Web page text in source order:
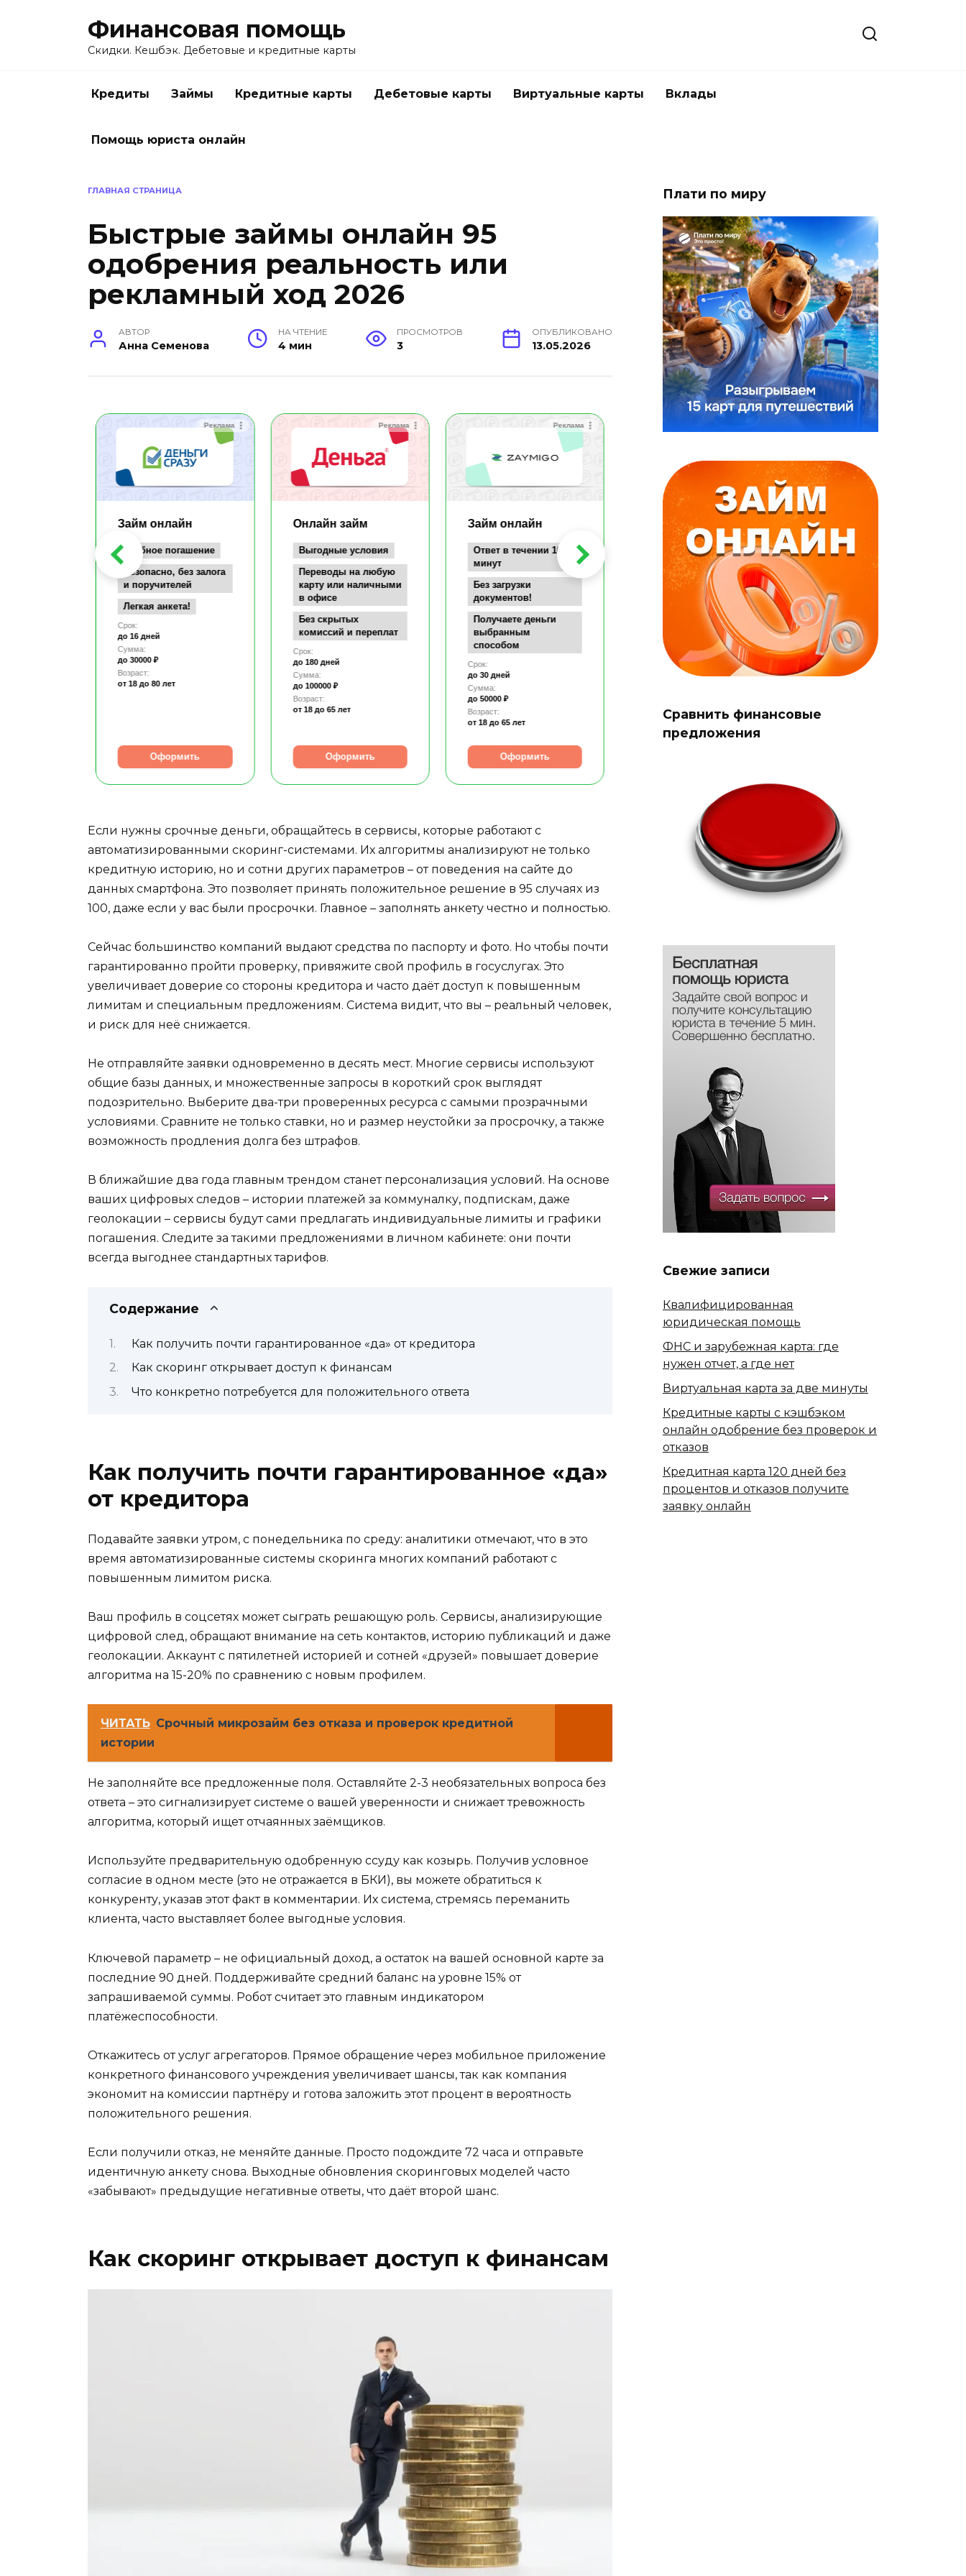
Финансовая помощь
Скидки. Кешбэк. Дебетовые и кредитные карты
Кредиты Займы Кредитные карты Дебетовые карты Виртуальные карты Вклады
Помощь юриста онлайн
ГЛАВНАЯ СТРАНИЦА
Быстрые займы онлайн 95
одобрения реальность или
рекламный ход 2026
АВТОР
Анна Семенова
НА ЧТЕНИЕ
4 мин
ПРОСМОТРОВ
3
ОПУБЛИКОВАНО
13.05.2026
Реклама
Займ онлайн
Удобное погашение
Безопасно, без залога
и поручителей
Легкая анкета!
Срок:
до 16 дней
Сумма:
до 30000 ₽
Возраст:
от 18 до 80 лет
Оформить
Реклама
Онлайн займ
Выгодные условия
Переводы на любую
карту или наличными
в офисе
Без скрытых
комиссий и переплат
Срок:
до 180 дней
Сумма:
до 100000 ₽
Возраст:
от 18 до 65 лет
Оформить
Реклама
Займ онлайн
Ответ в течении 10
минут
Без загрузки
документов!
Получаете деньги
выбранным
способом
Срок:
до 30 дней
Сумма:
до 50000 ₽
Возраст:
от 18 до 65 лет
Оформить
Моментальное
одобрение
Первый заём
бесплатно
Деньги зачисляются
в течение нескольких
минут.
до 25 дней
Выгодные условия
За 15 минут
Срок:
до 18 недель
Возраст:
от 18 до 71 лет
Если нужны срочные деньги, обращайтесь в сервисы, которые работают с
автоматизированными скоринг-системами. Их алгоритмы анализируют не только
кредитную историю, но и сотни других параметров – от поведения на сайте до
данных смартфона. Это позволяет принять положительное решение в 95 случаях из
100, даже если у вас были просрочки. Главное – заполнять анкету честно и полностью.
Сейчас большинство компаний выдают средства по паспорту и фото. Но чтобы почти
гарантированно пройти проверку, привяжите свой профиль в госуслугах. Это
увеличивает доверие со стороны кредитора и часто даёт доступ к повышенным
лимитам и специальным предложениям. Система видит, что вы – реальный человек,
и риск для неё снижается.
Не отправляйте заявки одновременно в десять мест. Многие сервисы используют
общие базы данных, и множественные запросы в короткий срок выглядят
подозрительно. Выберите два-три проверенных ресурса с самыми прозрачными
условиями. Сравните не только ставки, но и размер неустойки за просрочку, а также
возможность продления долга без штрафов.
В ближайшие два года главным трендом станет персонализация условий. На основе
ваших цифровых следов – истории платежей за коммуналку, подпискам, даже
геолокации – сервисы будут сами предлагать индивидуальные лимиты и графики
погашения. Следите за такими предложениями в личном кабинете: они почти
всегда выгоднее стандартных тарифов.
Содержание
Как получить почти гарантированное «да» от кредитора
Как скоринг открывает доступ к финансам
Что конкретно потребуется для положительного ответа
Как получить почти гарантированное «да»
от кредитора
Подавайте заявки утром, с понедельника по среду: аналитики отмечают, что в это
время автоматизированные системы скоринга многих компаний работают с
повышенным лимитом риска.
Ваш профиль в соцсетях может сыграть решающую роль. Сервисы, анализирующие
цифровой след, обращают внимание на сеть контактов, историю публикаций и даже
геолокации. Аккаунт с пятилетней историей и сотней «друзей» повышает доверие
алгоритма на 15-20% по сравнению с новым профилем.
ЧИТАТЬ Срочный микрозайм без отказа и проверок кредитной
истории
Не заполняйте все предложенные поля. Оставляйте 2-3 необязательных вопроса без
ответа – это сигнализирует системе о вашей уверенности и снижает тревожность
алгоритма, который ищет отчаянных заёмщиков.
Используйте предварительную одобренную ссуду как козырь. Получив условное
согласие в одном месте (это не отражается в БКИ), вы можете обратиться к
конкуренту, указав этот факт в комментарии. Их система, стремясь переманить
клиента, часто выставляет более выгодные условия.
Ключевой параметр – не официальный доход, а остаток на вашей основной карте за
последние 90 дней. Поддерживайте средний баланс на уровне 15% от
запрашиваемой суммы. Робот считает это главным индикатором
платёжеспособности.
Откажитесь от услуг агрегаторов. Прямое обращение через мобильное приложение
конкретного финансового учреждения увеличивает шансы, так как компания
экономит на комиссии партнёру и готова заложить этот процент в вероятность
положительного решения.
Если получили отказ, не меняйте данные. Просто подождите 72 часа и отправьте
идентичную анкету снова. Выходные обновления скоринговых моделей часто
«забывают» предыдущие негативные ответы, что даёт второй шанс.
Как скоринг открывает доступ к финансам
Плати по миру
Сравнить финансовые
предложения
Свежие записи
Квалифицированная
юридическая помощь
ФНС и зарубежная карта: где
нужен отчет, а где нет
Виртуальная карта за две минуты
Кредитные карты с кэшбэком
онлайн одобрение без проверок и
отказов
Кредитная карта 120 дней без
процентов и отказов получите
заявку онлайн